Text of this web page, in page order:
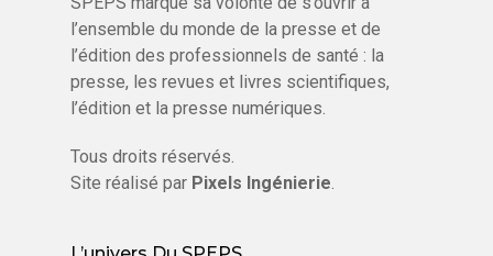
Lectorat :Médecins, ophtalmologistes et
laboratoires pharmaceutiques et fabricants
Sectorisation :
2 - MEDECINE SPECIALISEE - Ophtalmologie
l’ensemble du monde de la presse et de
l’édition des professionnels de santé : la
presse, les revues et livres scientifiques,
l’édition et la presse numériques.
Tous droits réservés.
Site réalisé par Pixels Ingénierie.